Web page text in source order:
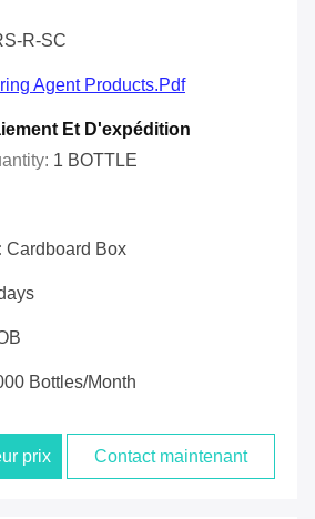
R-SC
Agent Products.pdf
Et D'expédition
1 BOTTLE
Cardboard Box
Bottles/month
prix Contact maintenant